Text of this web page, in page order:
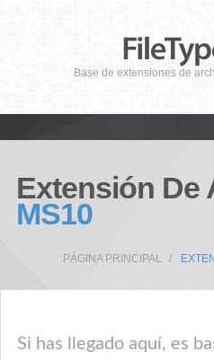
Base de extensiones de
Extensión De
MS10
PÁGINA PRINCIPAL
Si has llegado aquí, es